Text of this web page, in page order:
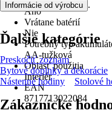
Áno
Vrátane batérií
Nie
Potrebný typ
AA-tužková
Oblasť použitia
Interiér
EAN
8717713022084
Informácie od výrobcu .
Ďalšie kategórie
Preskočiť zoznam
Bytové doplnky a dekorácie
Nástenné hodiny
Stolové
Zákaznícke